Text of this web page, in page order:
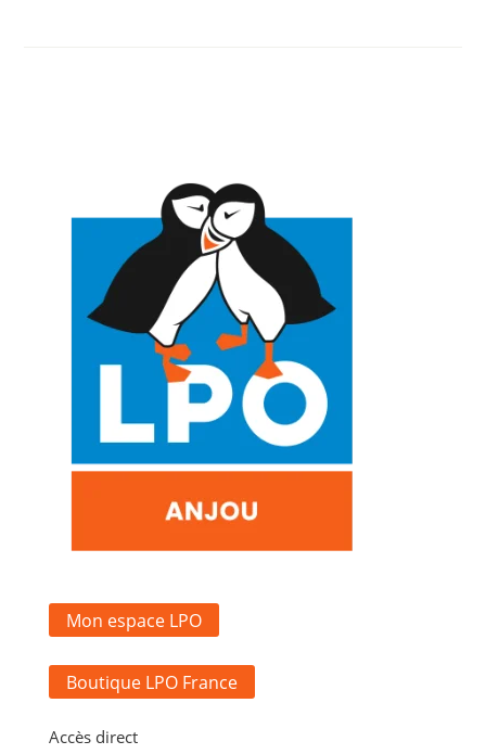
Mon espace LPO
Boutique LPO France
Accès direct